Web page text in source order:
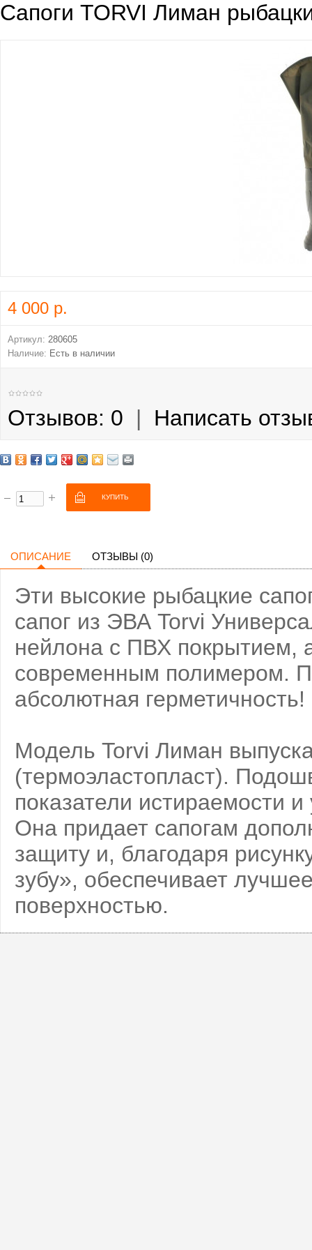
Сапоги TORVI Лиман
4 000 р.
Артикул: 280605
Наличие: Есть в наличии
Отзывов: 0 | Написать
ОПИСАНИЕ ОТЗЫВЫ (0)
Эти высокие рыбацкие
сапог из ЭВА Torvi
нейлона с ПВХ покрытием,
современным полимером.
абсолютная герметичность!
Модель Torvi Лиман
(термоэластопласт).
показатели истираемости
Она придает сапогам
защиту и, благодаря
зубу», обеспечивает
поверхностью.